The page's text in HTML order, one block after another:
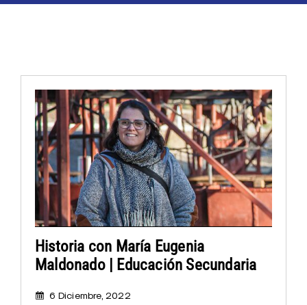
Historia con María Eugenia
Maldonado | Educación Secundaria
6 Diciembre, 2022